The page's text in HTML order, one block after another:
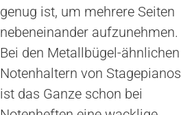
genug ist, um mehrere Seiten
nebeneinander aufzunehmen.
Bei den Metallbügel-ähnlichen
Notenhaltern von Stagepianos
ist das Ganze schon bei